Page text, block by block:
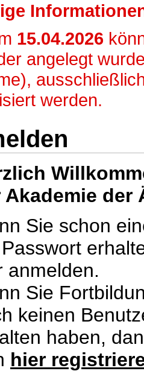
15.04.2026
angelegt
werden.
Akademie der
Sie schon
anmelden.
Sie
keinen
haben,
hier